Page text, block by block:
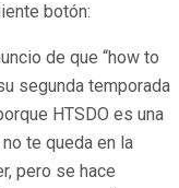
botón:
de que “how to
segunda temporada
HTSDO es una
te queda en la
pero se hace